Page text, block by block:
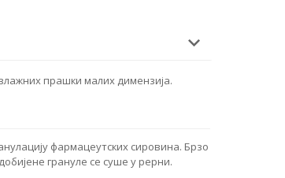
прашки малих димензија.
фармацеутских сировина. Брзо
грануле се суше у рерни.